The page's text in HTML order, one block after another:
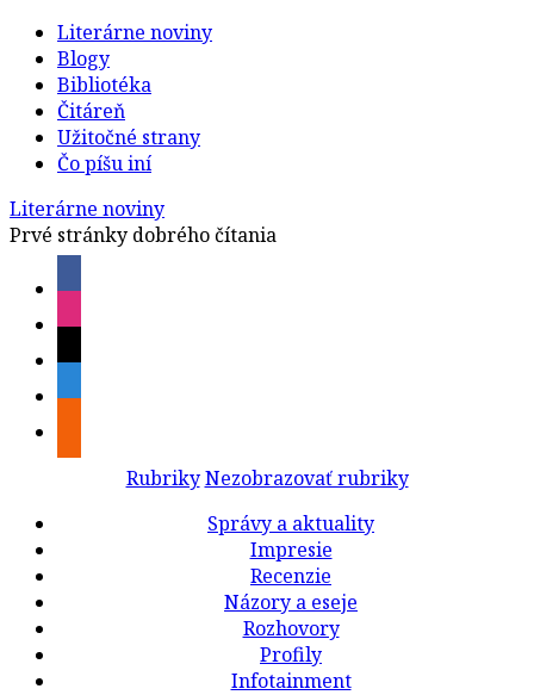
Literárne noviny
Blogy
Bibliotéka
Čitáreň
Užitočné strany
Čo píšu iní
Literárne noviny
Prvé stránky dobrého čítania
Rubriky Nezobrazovať rubriky
Správy a aktuality
Impresie
Recenzie
Názory a eseje
Rozhovory
Profily
Infotainment